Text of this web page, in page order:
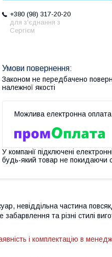
+380 (98) 317-20-20
для з'єднання з
Сергієм
Законом не передбачено
належної якості
У компанії підключені
будь-який товар не покидаючи
невіддільна частина
та різні стилі
і комплектацію в